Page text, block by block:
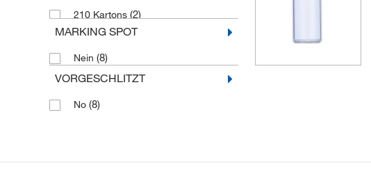
210 Kartons (2)
225 Fläschchen/Packung
252 Packungen, 1260 Kartons
276/Packung, 1.656/Karton
3451 Kartons, 493 Pk.
MARKING SPOT
Nein (8)
VORGESCHLITZT
No (8)